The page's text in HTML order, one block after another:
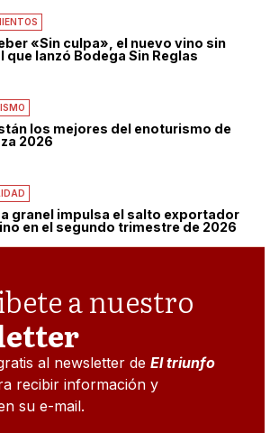
«Sin culpa», el nuevo vino sin
que lanzó Bodega Sin Reglas
los mejores del enoturismo de
2026
a granel impulsa el salto exportador
en el segundo trimestre de 2026
a nuestro
al newsletter deEl triunfo
recibir información y
su e-mail.